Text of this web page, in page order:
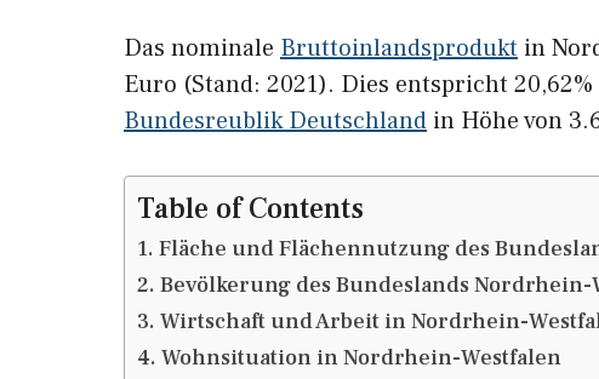
Das nominale Bruttoinlandsprodukt in
Euro (Stand: 2021). Dies entspricht 20,62%
Bundesreublik Deutschland in Höhe von
Table of Contents
Fläche und Flächennutzung des
Bevölkerung des Bundeslands Nordrhein-
Wirtschaft und Arbeit in Nordrhein-
Wohnsituation in Nordrhein-Westfalen